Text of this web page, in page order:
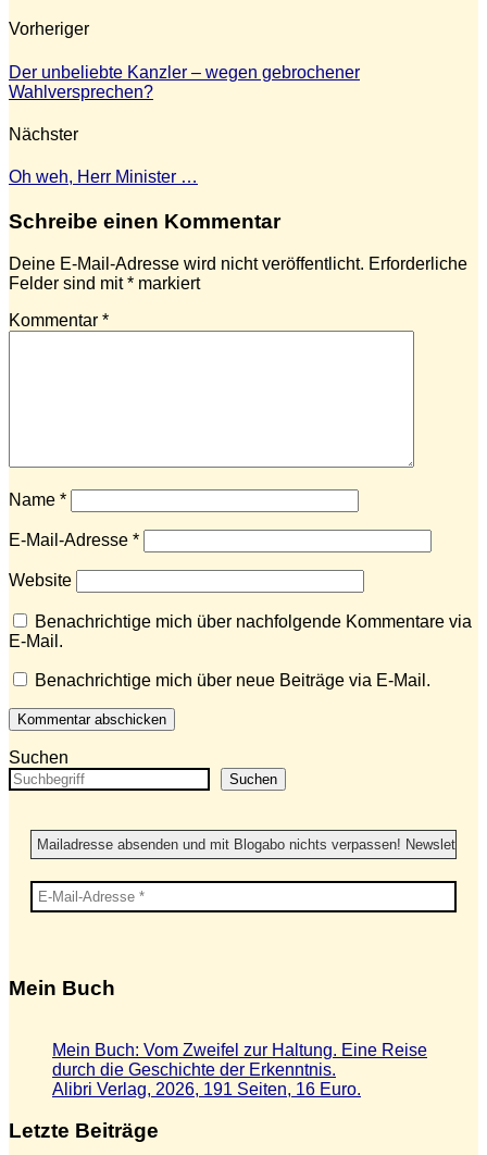
Vorheriger
Der unbeliebte Kanzler – wegen gebrochener
Wahlversprechen?
Nächster
Oh weh, Herr Minister …
Schreibe einen Kommentar
Deine E-Mail-Adresse wird nicht veröffentlicht. Erforderliche
Felder sind mit* markiert
Kommentar *
Name *
E-Mail-Adresse *
Website
Benachrichtige mich über nachfolgende Kommentare via
E-Mail.
Benachrichtige mich über neue Beiträge via E-Mail.
Suchen
Suchen
Mein Buch
Mein Buch: Vom Zweifel zur Haltung. Eine Reise
durch die Geschichte der Erkenntnis.
Alibri Verlag, 2026, 191 Seiten, 16 Euro.
Letzte Beiträge